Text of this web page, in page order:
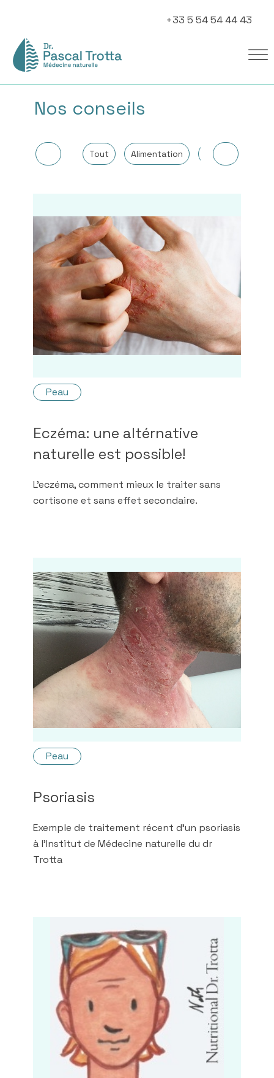
+33 5 54 54 44 43
Nos conseils
Tout Alimentation Autres
Peau
Eczéma: une altérnative
naturelle est possible!
L'eczéma, comment mieux le traiter sans
cortisone et sans effet secondaire.
Peau
Psoriasis
Exemple de traitement récent d'un psoriasis
à l'Institut de Médecine naturelle du dr
Trotta